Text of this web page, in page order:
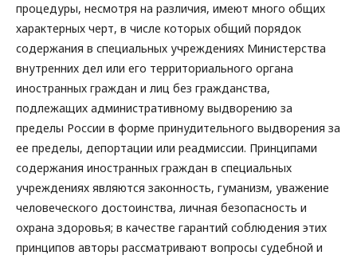
процедуры, несмотря на различия, имеют много общих
характерных черт, в числе которых общий порядок
содержания в специальных учреждениях Министерства
внутренних дел или его территориального органа
иностранных граждан и лиц без гражданства,
подлежащих административному выдворению за
пределы России в форме принудительного выдворения за
ее пределы, депортации или реадмиссии. Принципами
содержания иностранных граждан в специальных
учреждениях являются законность, гуманизм, уважение
человеческого достоинства, личная безопасность и
охрана здоровья; в качестве гарантий соблюдения этих
принципов авторы рассматривают вопросы судебной и